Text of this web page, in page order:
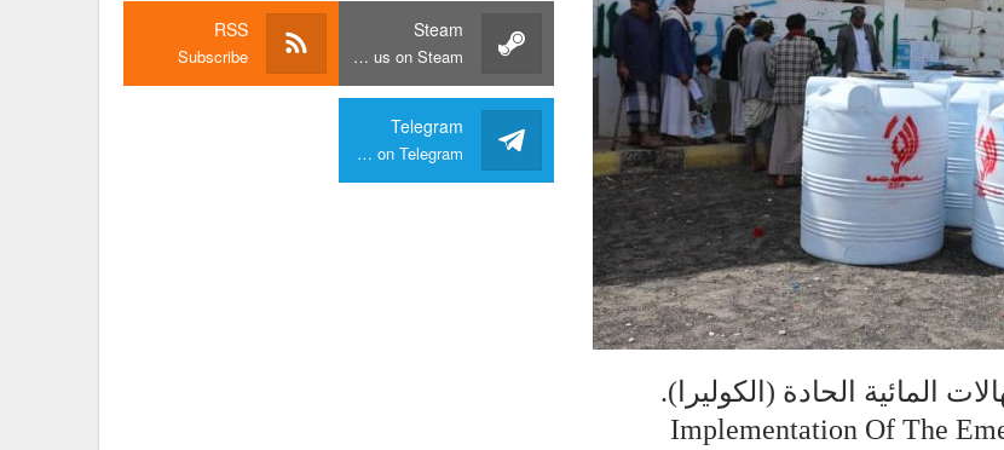
المائية الحادة (الكوليرا).
Implementation Of The
Steam
Join us on Steam
RSS
Subscribe
Telegram
Join us on Telegram